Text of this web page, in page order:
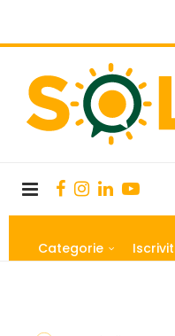
Categorie